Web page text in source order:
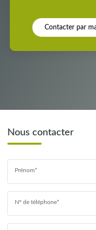
Contacter par
Nous contacter
Prénom*
N° de téléphone*